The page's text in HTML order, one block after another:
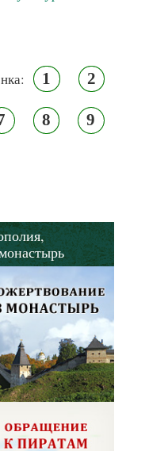
1 2
8 9